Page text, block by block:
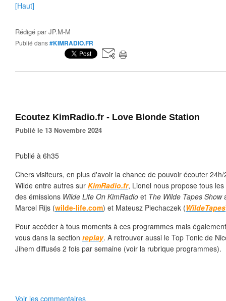
[Haut]
Rédigé parJP.M-M
Publié dans#KIMRADIO.FR
Ecoutez KimRadio.fr - Love Blonde Station
Publié le 13 Novembre 2024
Publié à 6h35
Chers visiteurs, en plus d'avoir la chance de pouvoir écouter
Wilde entre autres sur KimRadio.fr, Lionel nous propose tous
des émissions Wilde Life On KimRadio et The Wilde Tapes Show
Marcel Rijs (wilde-life.com) et Mateusz Piechaczek (WildeTapes
Pour accéder à tous moments à ces programmes mais
vous dans la section replay. A retrouver aussi le Top Tonic de
Jihem diffusés 2 fois par semaine (voir la rubrique programmes).
Voir les commentaires